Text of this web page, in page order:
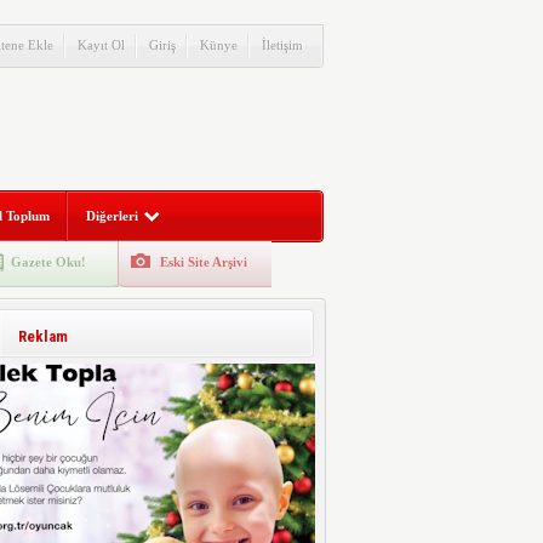
Ekle Kayıt Ol Giriş Künye İletişim
Toplum Diğerleri
Gazete Oku! Eski Site Arşivi
Reklam